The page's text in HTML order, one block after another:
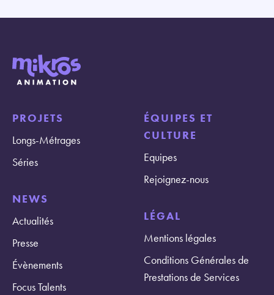
PROJETS
Longs-Métrages
Séries
NEWS
Actualités
Presse
Évènements
Focus Talents
ÉQUIPES ET
CULTURE
Equipes
Rejoignez-nous
LÉGAL
Mentions légales
Conditions Générales de
Prestations de Services